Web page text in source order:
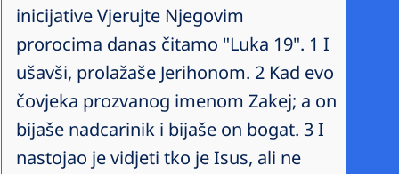
inicijative Vjerujte Njegovim
prorocima danas čitamo "Luka 19". 1 I
ušavši, prolažaše Jerihonom. 2 Kad evo
čovjeka prozvanog imenom Zakej; a on
bijaše nadcarinik i bijaše on bogat. 3 I
nastojao je vidjeti tko je Isus, ali ne